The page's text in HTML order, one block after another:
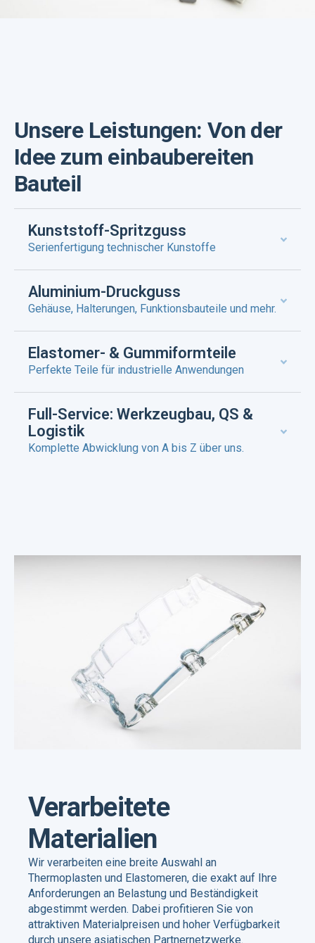
Unsere Leistungen: Von der
Idee zum einbaubereiten
Bauteil
Kunststoff-Spritzguss
Serienfertigung technischer Kunstoffe
Aluminium-Druckguss
Gehäuse, Halterungen, Funktionsbauteile und mehr.
Elastomer- & Gummiformteile
Perfekte Teile für industrielle Anwendungen
Full-Service: Werkzeugbau, QS &
Logistik
Komplette Abwicklung von A bis Z über uns.
Verarbeitete
Materialien
Wir verarbeiten eine breite Auswahl an
Thermoplasten und Elastomeren, die exakt auf Ihre
Anforderungen an Belastung und Beständigkeit
abgestimmt werden. Dabei profitieren Sie von
attraktiven Materialpreisen und hoher Verfügbarkeit
durch unsere asiatischen Partnernetzwerke.